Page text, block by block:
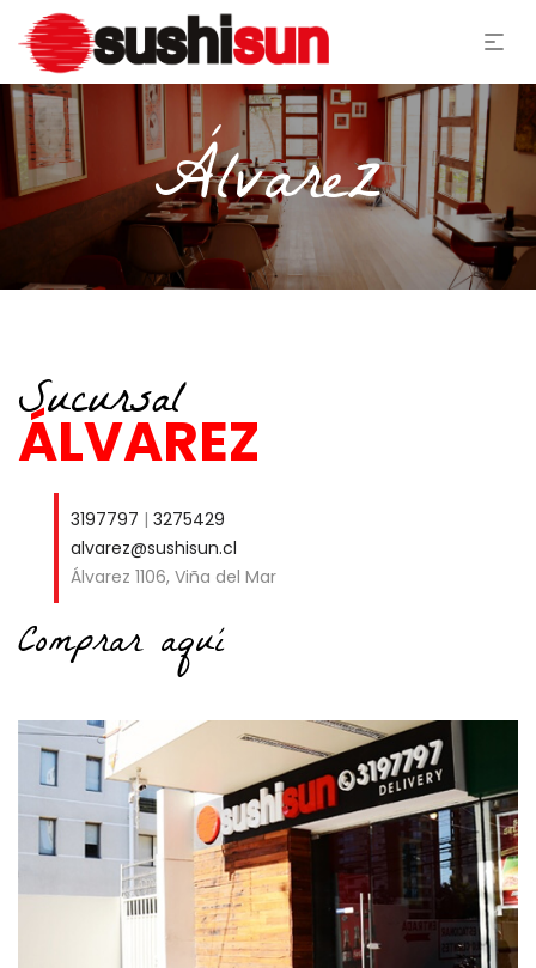
Álvarez
Sucursal
ÁLVAREZ
3197797 | 3275429
alvarez@sushisun.cl
Álvarez 1106, Viña del Mar
Comprar aquí